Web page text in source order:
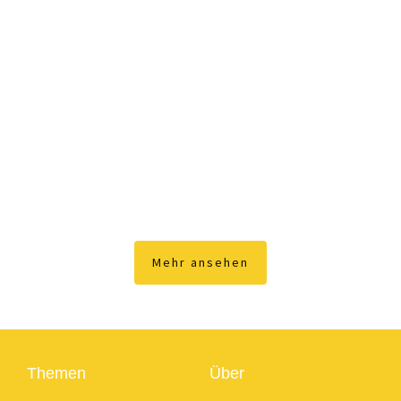
Mehr ansehen
Themen Über